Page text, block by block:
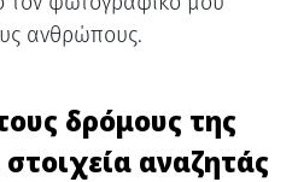
ανθρώπους.
δρόμους της
αναζητάς